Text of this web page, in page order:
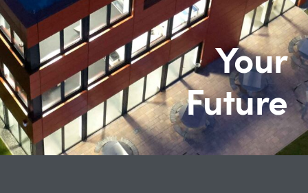
Newsroom
Career
Downloads
Your
Future